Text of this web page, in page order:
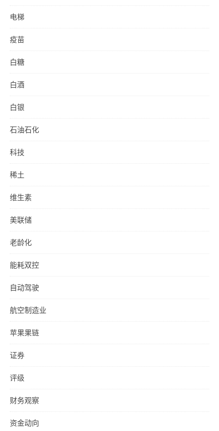
电梯
疫苗
白糖
白酒
白银
石油石化
科技
稀土
维生素
美联储
老龄化
能耗双控
自动驾驶
航空制造业
苹果果链
证券
评级
财务观察
资金动向